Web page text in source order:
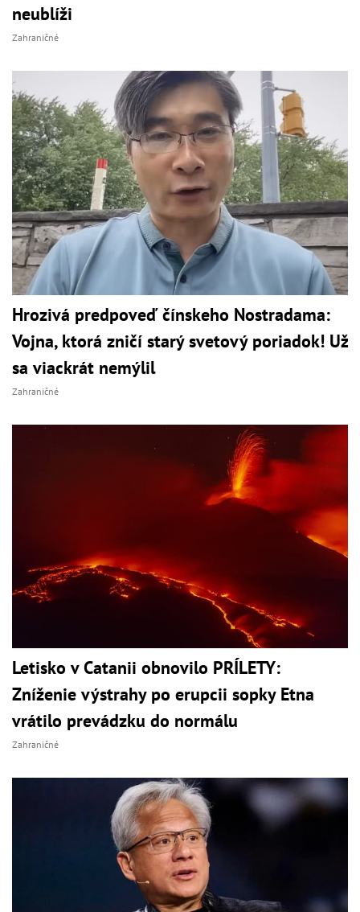
neublíži
Zahraničné
Hrozivá predpoveď čínskeho Nostradama:
Vojna, ktorá zničí starý svetový poriadok! Už
sa viackrát nemýlil
Zahraničné
Letisko v Catanii obnovilo PRÍLETY:
Zníženie výstrahy po erupcii sopky Etna
vrátilo prevádzku do normálu
Zahraničné